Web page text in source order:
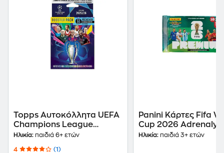
Topps Αυτοκόλλητα UEFA
Champions League
2025/26 Booster Pack
Ηλικία: παιδιά 6+ ετών
4 (1)
Panini Κάρτες Fifa
Cup 2026 Adrenalyn
Premium (1
Ηλικία: παιδιά 3+ ετών